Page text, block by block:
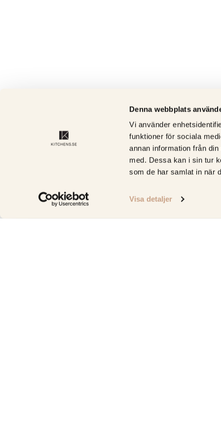
Denna webbplats
Vi använder
funktioner för sociala
annan information från
med. Dessa kan i sin tur
som de har samlat in när
Visa detaljer